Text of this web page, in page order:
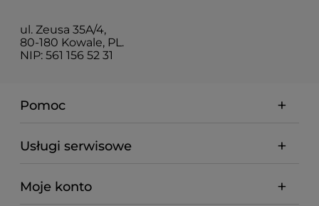
ul. Zeusa 35A/4,
80-180 Kowale, PL.
NIP: 561 156 52 31
Pomoc
Usługi serwisowe
Moje konto